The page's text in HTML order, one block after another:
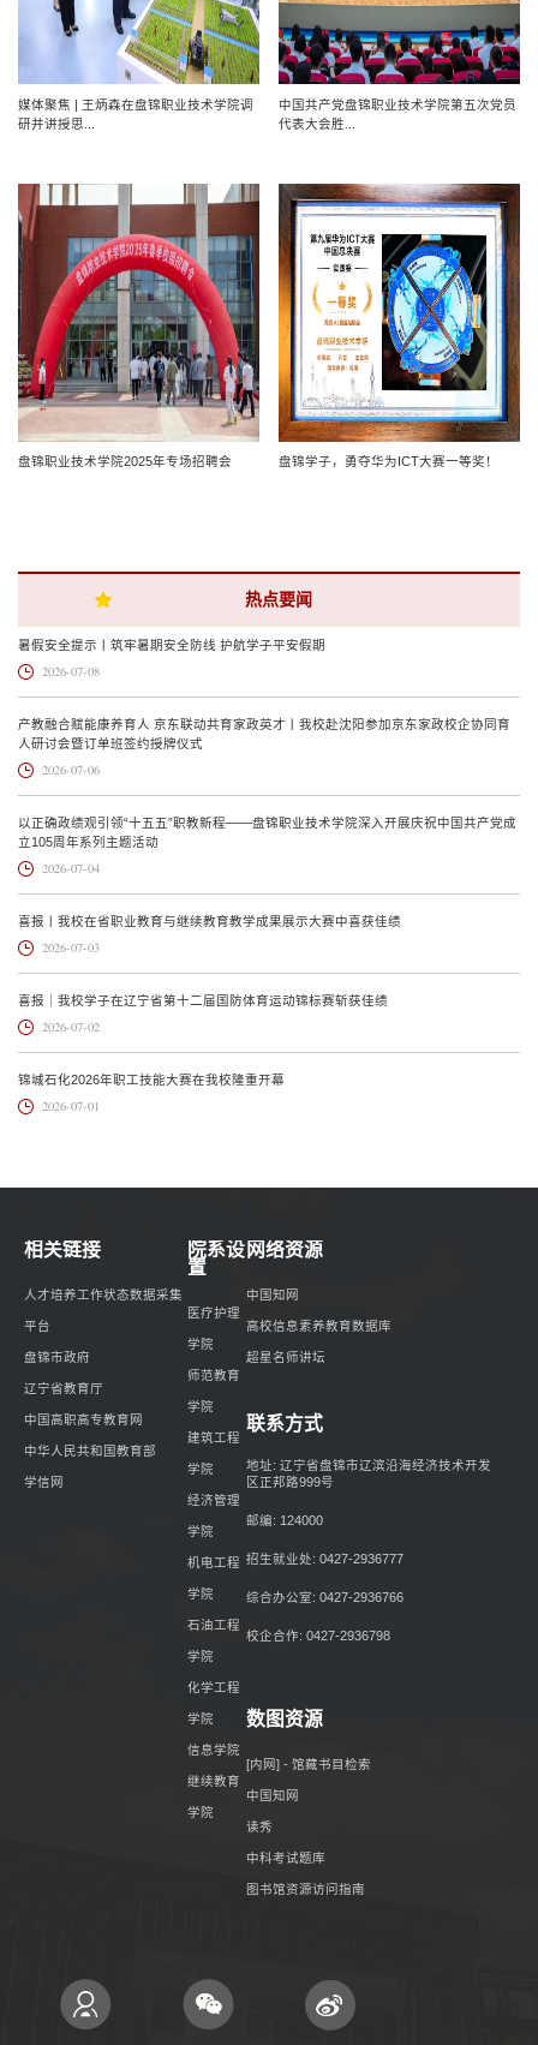
媒体聚焦 | 王炳森在盘锦职业技术学院调
研并讲授思...
中国共产党盘锦职业技术学院第五次党员
代表大会胜...
盘锦职业技术学院2025年专场招聘会 盘锦学子，勇夺华为ICT大赛一等奖！
热点要闻
暑假安全提示丨筑牢暑期安全防线 护航学子平安假期
2026-07-08
产教融合赋能康养育人 京东联动共育家政英才丨我校赴沈阳参加京东家政校企协同育
人研讨会暨订单班签约授牌仪式
2026-07-06
以正确政绩观引领“十五五”职教新程——盘锦职业技术学院深入开展庆祝中国共产党成
立105周年系列主题活动
2026-07-04
喜报丨我校在省职业教育与继续教育教学成果展示大赛中喜获佳绩
2026-07-03
喜报｜我校学子在辽宁省第十二届国防体育运动锦标赛斩获佳绩
2026-07-02
锦城石化2026年职工技能大赛在我校隆重开幕
2026-07-01
相关链接
人才培养工作状态数据采集
平台
盘锦市政府
辽宁省教育厅
中国高职高专教育网
中华人民共和国教育部
学信网
院系设
置
医疗护理
学院
师范教育
学院
建筑工程
学院
经济管理
学院
机电工程
学院
石油工程
学院
化学工程
学院
信息学院
继续教育
学院
网络资源
中国知网
高校信息素养教育数据库
超星名师讲坛
联系方式
地址: 辽宁省盘锦市辽滨沿海经济技术开发
区正邦路999号
邮编: 124000
招生就业处: 0427-2936777
综合办公室: 0427-2936766
校企合作: 0427-2936798
数图资源
[内网] - 馆藏书目检索
中国知网
读秀
中科考试题库
图书馆资源访问指南